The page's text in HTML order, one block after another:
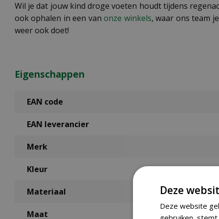
Wil je dat jouw kind droge voeten houdt tijdens
ook ophalen in een vanonze winkels, waar ons team
weer ook doet!
Eigenschappen
EAN code
EAN leverancier
Merk
Kleur
Materiaal
Maat
Deze
Deze website